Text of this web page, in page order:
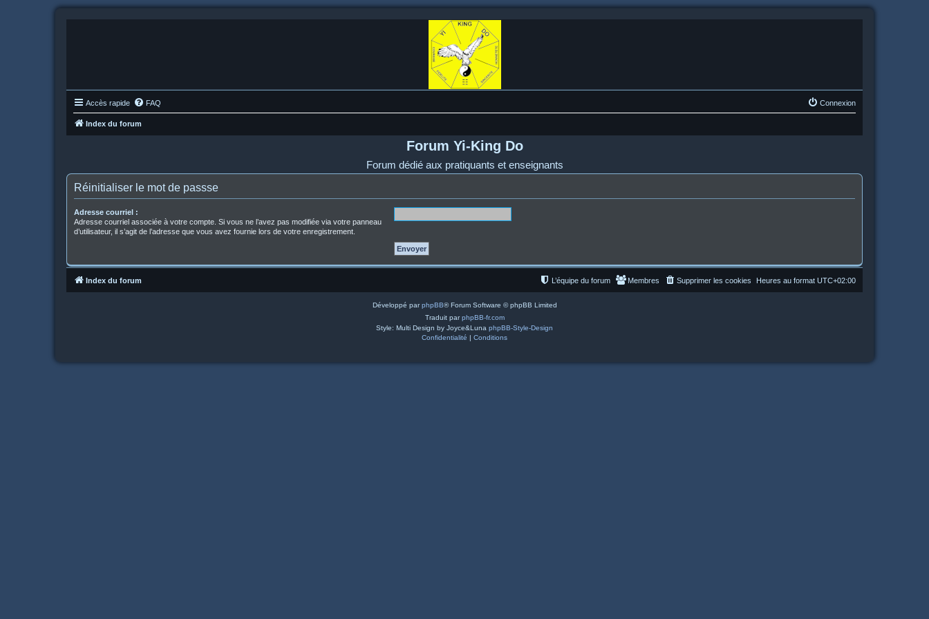
Accès rapide FAQ Connexion
Index du forum
Forum Yi-King Do
Forum dédié aux pratiquants et enseignants
Réinitialiser le mot de passse
Adresse courriel :
Adresse courriel associée à votre compte. Si vous ne l’avez pas modifiée via votre panneau
d’utilisateur, il s’agit de l’adresse que vous avez fournie lors de votre enregistrement.
Index du forum Heures au format UTC+02:00
Supprimer les cookies
Membres
L’équipe du forum
Développé parphpBB® Forum Software © phpBB Limited
Traduit parphpBB-fr.com
Style: Multi Design by Joyce&Luna phpBB-Style-Design
Confidentialité | Conditions